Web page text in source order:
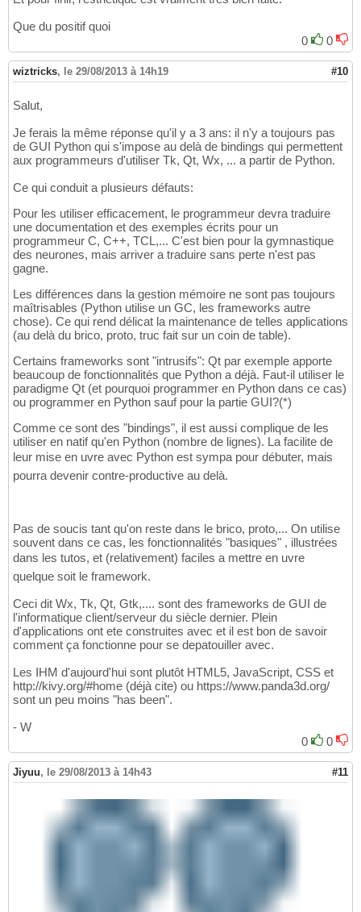
Que du positif quoi
0
0
wiztricks, le 29/08/2013 à 14h19 #10
Salut,
Je ferais la même réponse qu'il y a 3 ans: il n'y a toujours pas
de GUI Python qui s'impose au delà de bindings qui permettent
aux programmeurs d'utiliser Tk, Qt, Wx, ... a partir de Python.
Ce qui conduit a plusieurs défauts:
Pour les utiliser efficacement, le programmeur devra traduire
une documentation et des exemples écrits pour un
programmeur C, C++, TCL,... C'est bien pour la gymnastique
des neurones, mais arriver a traduire sans perte n'est pas
gagne.
Les différences dans la gestion mémoire ne sont pas toujours
maîtrisables (Python utilise un GC, les frameworks autre
chose). Ce qui rend délicat la maintenance de telles applications
(au delà du brico, proto, truc fait sur un coin de table).
Certains frameworks sont "intrusifs": Qt par exemple apporte
beaucoup de fonctionnalités que Python a déjà. Faut-il utiliser le
paradigme Qt (et pourquoi programmer en Python dans ce cas)
ou programmer en Python sauf pour la partie GUI?(*)
Comme ce sont des "bindings", il est aussi complique de les
utiliser en natif qu'en Python (nombre de lignes). La facilite de
leur mise en uvre avec Python est sympa pour débuter, mais
pourra devenir contre-productive au delà.
Pas de soucis tant qu'on reste dans le brico, proto,... On utilise
souvent dans ce cas, les fonctionnalités "basiques" , illustrées
dans les tutos, et (relativement) faciles a mettre en uvre
quelque soit le framework.
Ceci dit Wx, Tk, Qt, Gtk,.... sont des frameworks de GUI de
l'informatique client/serveur du siècle dernier. Plein
d'applications ont ete construites avec et il est bon de savoir
comment ça fonctionne pour se depatouiller avec.
Les IHM d'aujourd'hui sont plutôt HTML5, JavaScript, CSS et
http://kivy.org/#home (déjà cite) ou https://www.panda3d.org/
sont un peu moins "has been".
- W
0
0
Jiyuu, le 29/08/2013 à 14h43 #11